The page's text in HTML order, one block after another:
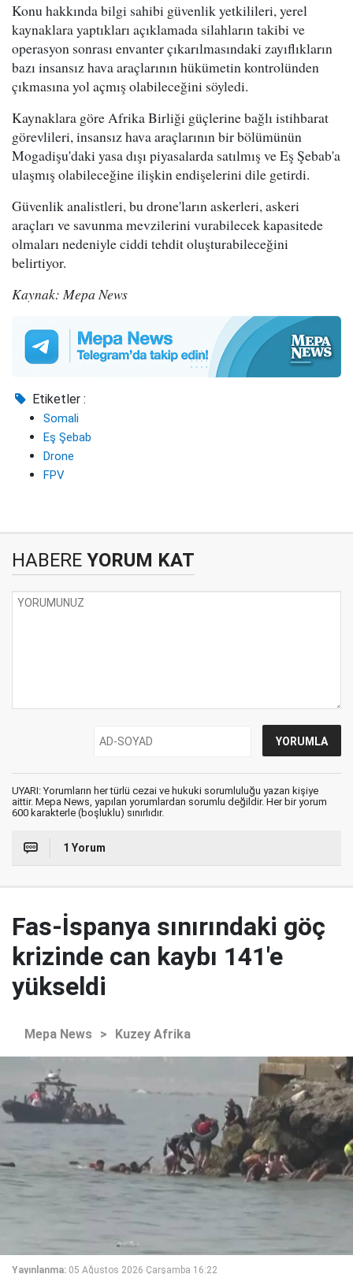
Konu hakkında bilgi sahibi güvenlik yetkilileri, yerel
kaynaklara yaptıkları açıklamada silahların takibi ve
operasyon sonrası envanter çıkarılmasındaki zayıflıkların
bazı insansız hava araçlarının hükümetin kontrolünden
çıkmasına yol açmış olabileceğini söyledi.
Kaynaklara göre Afrika Birliği güçlerine bağlı istihbarat
görevlileri, insansız hava araçlarının bir bölümünün
Mogadişu'daki yasa dışı piyasalarda satılmış ve Eş Şebab'a
ulaşmış olabileceğine ilişkin endişelerini dile getirdi.
Güvenlik analistleri, bu drone'ların askerleri, askeri
araçları ve savunma mevzilerini vurabilecek kapasitede
olmaları nedeniyle ciddi tehdit oluşturabileceğini
belirtiyor.
Kaynak: Mepa News
Etiketler :
Somali
Eş Şebab
Drone
FPV
HABERE YORUM KAT
UYARI: Yorumların her türlü cezai ve hukuki sorumluluğu yazan kişiye
aittir. Mepa News, yapılan yorumlardan sorumlu değildir. Her bir yorum
600 karakterle (boşluklu) sınırlıdır.
1 Yorum
Fas-İspanya sınırındaki göç
krizinde can kaybı 141'e
yükseldi
Mepa News > Kuzey Afrika
Yayınlanma: 05 Ağustos 2026 Çarşamba 16:22